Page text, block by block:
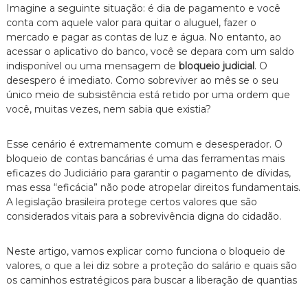
a
c
i
a
e
c
a
i
z
a
d
m
D
r
e
i
t
e
F
a
Imagine a seguinte situação: é dia de pagamento e você
conta com aquele valor para quitar o aluguel,fazer o
mercado e pagar as contas de luz e água. No entanto,ao
acessar o aplicativo do banco,você se depara com um saldo
indisponível ou uma mensagem de bloqueio judicial. O
desespero é imediato. Como sobreviver ao mês se o seu
único meio de subsistência está retido por uma ordem que
você,muitas vezes,nem sabia que existia?
Esse cenário é extremamente comum e desesperador. O
bloqueio de contas bancárias é uma das ferramentas mais
eficazes do Judiciário para garantir o pagamento de dívidas,
mas essa “eficácia” não pode atropelar direitos fundamentais.
A legislação brasileira protege certos valores que são
considerados vitais para a sobrevivência digna do cidadão.
Neste artigo,vamos explicar como funciona o bloqueio de
valores,o que a lei diz sobre a proteção do salário e quais são
os caminhos estratégicos para buscar a liberação de quantias